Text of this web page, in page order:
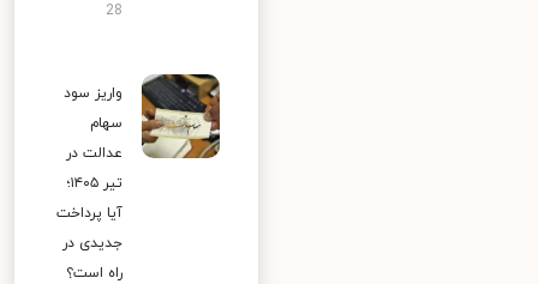
28
واریز سود
سهام
عدالت در
تیر ۱۴۰۵؛
آیا پرداخت
جدیدی در
راه است؟